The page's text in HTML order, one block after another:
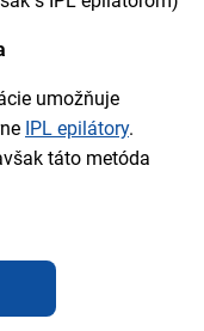
umožňuje
IPL epilátory.
táto metóda